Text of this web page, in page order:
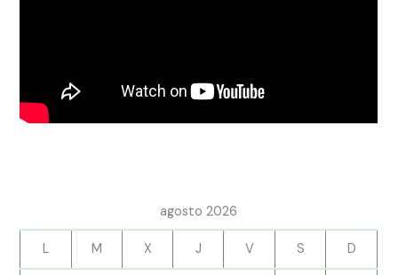
agosto 2026
L M X J V S D